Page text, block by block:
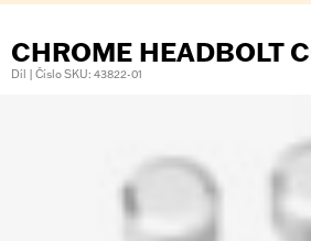
CHROME HEADBOLT
Díl | Číslo SKU: 43822-01